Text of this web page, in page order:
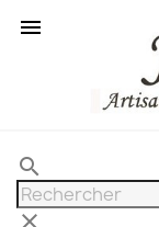

search
clear